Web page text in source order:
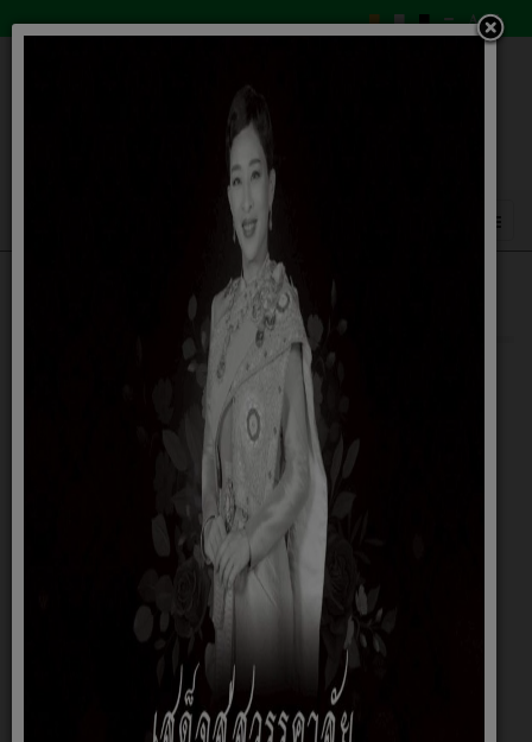
นางสาวฐายิกา ประมูปถัมภ์